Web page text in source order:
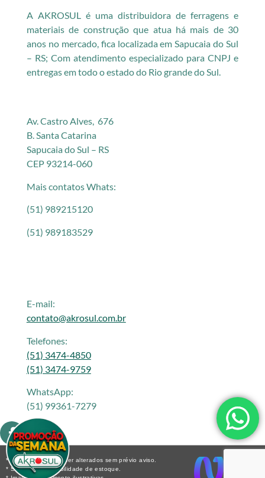
A AKROSUL é uma distribuidora de ferragens e
materiais de construção que atua há mais de 30
anos no mercado, fica localizada em Sapucaia do Sul
– RS; Com atendimento especializado para CNPJ e
entregas em todo o estado do Rio grande do Sul.
Av. Castro Alves, 676
B. Santa Catarina
Sapucaia do Sul – RS
CEP 93214-060
Mais contatos Whats:
(51) 989215120
(51) 989183529
E-mail:
contato@akrosul.com.br
Telefones:
(51) 3474-4850
(51) 3474-9759
WhatsApp:
(51) 99361-7279
* Os preços podem ser alterados sem prévio aviso.
* Sujeito a disponibilidade de estoque.